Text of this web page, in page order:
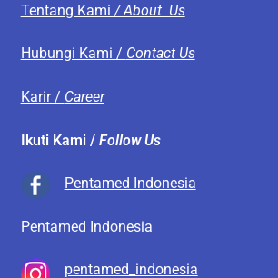
Tentang Kami / About Us
Hubungi Kami / Contact Us
Karir / Career
Ikuti Kami / Follow Us
Pentamed Indonesia
Pentamed Indonesia
pentamed_indonesia